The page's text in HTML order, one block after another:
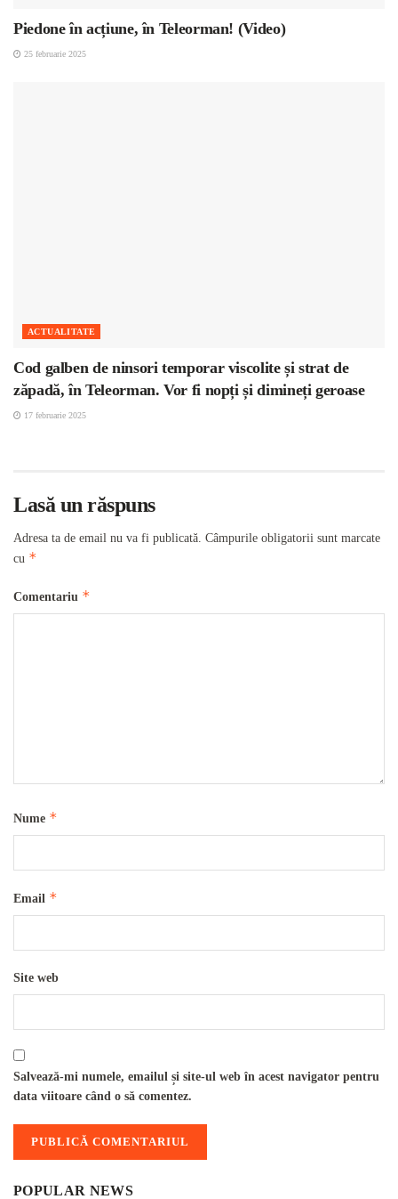
Piedone în acțiune, în Teleorman! (Video)
25 februarie 2025
ACTUALITATE
Cod galben de ninsori temporar viscolite și strat de
zăpadă, în Teleorman. Vor fi nopți și dimineți geroase
17 februarie 2025
Lasă un răspuns
Adresa ta de email nu va fi publicată. Câmpurile obligatorii sunt marcate
cu *
Comentariu *
Nume *
Email *
Site web
Salvează-mi numele, emailul și site-ul web în acest navigator pentru
data viitoare când o să comentez.
POPULAR NEWS